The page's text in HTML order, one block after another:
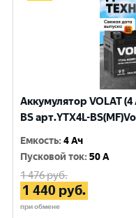
Аккумулятор VOLAT (4
BS арт.YTX4L-
Емкость:4 Ач
Пусковой ток:50 A
1 476руб.
1 440 руб.
при обмене